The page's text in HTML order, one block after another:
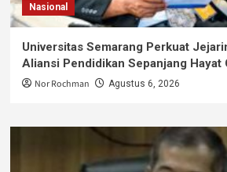
Nasional
Universitas Semarang Perkuat
Aliansi Pendidikan Sepanjang Hayat
Nor Rochman Agustus 6, 2026